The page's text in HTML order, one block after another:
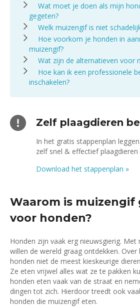
Wat moet je doen als mijn
gegeten?
Welk muizengif is niet
Hoe voorkom je honden in
muizengif?
Wat zijn de alternatieven voor
Hoe kan ik een professionele
inschakelen?
Zelf plaagdieren
In het gratis stappenplan
zelf snel & effectief
Download het stappenplan »
Waarom is muizengif
voor honden?
Honden zijn vaak erg nieuwsgierig.
willen de wereld graag ontdekken.
honden niet de meest kieskeurige
Ze eten vrijwel alles wat ze te pakken
honden eten vaak van de straat en
dingen tot zich. Hierdoor treedt ook
honden die muizengif eten.